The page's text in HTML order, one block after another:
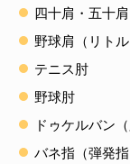
四十肩・五十肩
野球肩（リト
テニス肘
野球肘
ドゥケルバン
バネ指（弾発指